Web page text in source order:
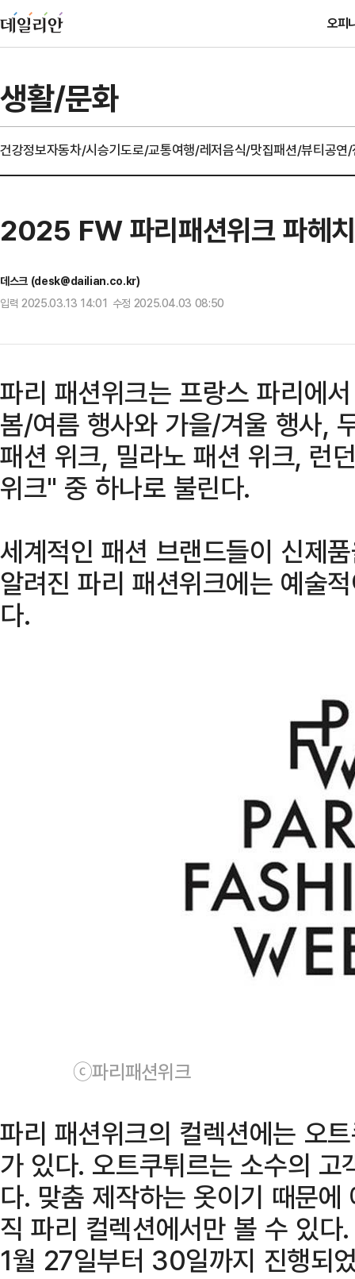
오피
생활/문화
건강정보자동차/시승기도로/교통여행/레저음식/맛집패션/뷰티공연
2025 FW 파리패션위크 파헤
데스크 (desk@dailian.co.kr)
입력 2025.03.13 14:01 수정 2025.04.03 08:50
파리 패션위크는 프랑스 파리에
봄/여름 행사와 가을/겨울 행사,
패션 위크, 밀라노 패션 위크, 런
위크" 중 하나로 불린다.
세계적인 패션 브랜드들이 신제
알려진 파리 패션위크에는 예술
다.
ⓒ파리패션위크
파리 패션위크의 컬렉션에는 오
가 있다. 오트쿠튀르는 소수의
다. 맞춤 제작하는 옷이기 때문
직 파리 컬렉션에서만 볼 수 있
1월 27일부터 30일까지 진행되